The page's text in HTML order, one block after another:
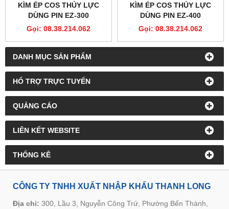
DANH MỤC SẢN PHẨM
HỔ TRỢ TRỰC TUYẾN
QUẢNG CÁO
LIÊN KẾT WEBSITE
THỐNG KÊ
KÌM ÉP COS THỦY LỰC
DÙNG PIN EZ-300
Gọi: 08.38.214.062
KÌM ÉP COS THỦY LỰC
DÙNG PIN EZ-400
Gọi: 08.38.214.062
CÔNG TY TNHH XUẤT NHẬP KHẨU THANH LONG
Địa chỉ: 300, Lầu 3, Nguyễn Công Trứ, Phường Bến Thành,